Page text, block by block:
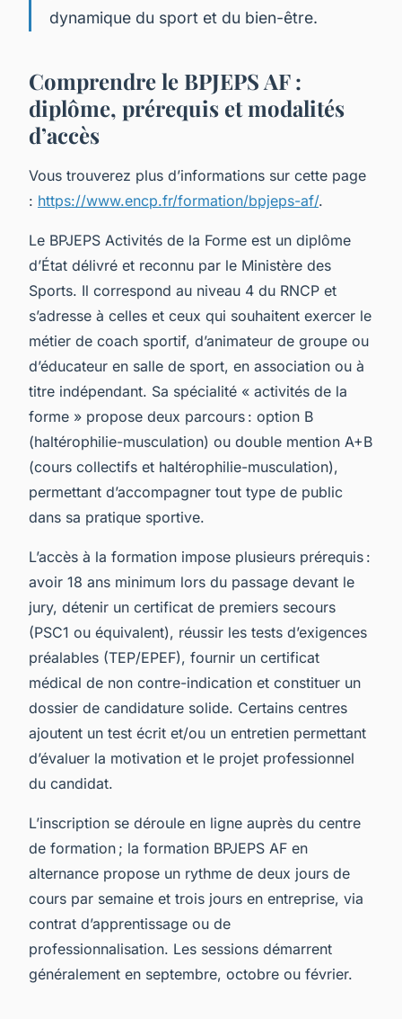
dynamique du sport et du bien-être.
Comprendre le BPJEPS AF :
diplôme, prérequis et modalités
d’accès
Vous trouverez plus d’informations sur cette page
: https://www.encp.fr/formation/bpjeps-af/.
Le BPJEPS Activités de la Forme est un diplôme
d’État délivré et reconnu par le Ministère des
Sports. Il correspond au niveau 4 du RNCP et
s’adresse à celles et ceux qui souhaitent exercer le
métier de coach sportif, d’animateur de groupe ou
d’éducateur en salle de sport, en association ou à
titre indépendant. Sa spécialité « activités de la
forme » propose deux parcours : option B
(haltérophilie-musculation) ou double mention A+B
(cours collectifs et haltérophilie-musculation),
permettant d’accompagner tout type de public
dans sa pratique sportive.
L’accès à la formation impose plusieurs prérequis :
avoir 18 ans minimum lors du passage devant le
jury, détenir un certificat de premiers secours
(PSC1 ou équivalent), réussir les tests d’exigences
préalables (TEP/EPEF), fournir un certificat
médical de non contre-indication et constituer un
dossier de candidature solide. Certains centres
ajoutent un test écrit et/ou un entretien permettant
d’évaluer la motivation et le projet professionnel
du candidat.
L’inscription se déroule en ligne auprès du centre
de formation ; la formation BPJEPS AF en
alternance propose un rythme de deux jours de
cours par semaine et trois jours en entreprise, via
contrat d’apprentissage ou de
professionnalisation. Les sessions démarrent
généralement en septembre, octobre ou février.